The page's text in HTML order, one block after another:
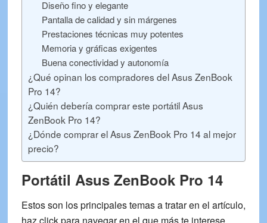
Diseño fino y elegante
Pantalla de calidad y sin márgenes
Prestaciones técnicas muy potentes
Memoria y gráficas exigentes
Buena conectividad y autonomía
¿Qué opinan los compradores del Asus ZenBook
Pro 14?
¿Quién debería comprar este portátil Asus
ZenBook Pro 14?
¿Dónde comprar el Asus ZenBook Pro 14 al mejor
precio?
Portátil Asus ZenBook Pro 14
Estos son los principales temas a tratar en el artículo,